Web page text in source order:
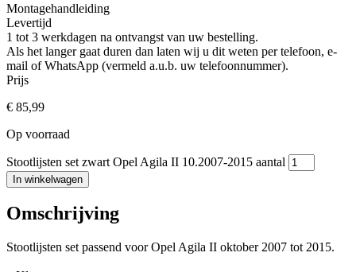
Montagehandleiding
Levertijd
1 tot 3 werkdagen na ontvangst van uw bestelling.
Als het langer gaat duren dan laten wij u dit weten per telefoon, e-
mail of WhatsApp (vermeld a.u.b. uw telefoonnummer).
Prijs
€ 85,99
Op voorraad
Stootlijsten set zwart Opel Agila II 10.2007-2015 aantal
In winkelwagen
Omschrijving
Stootlijsten set passend voor Opel Agila II oktober 2007 tot 2015.